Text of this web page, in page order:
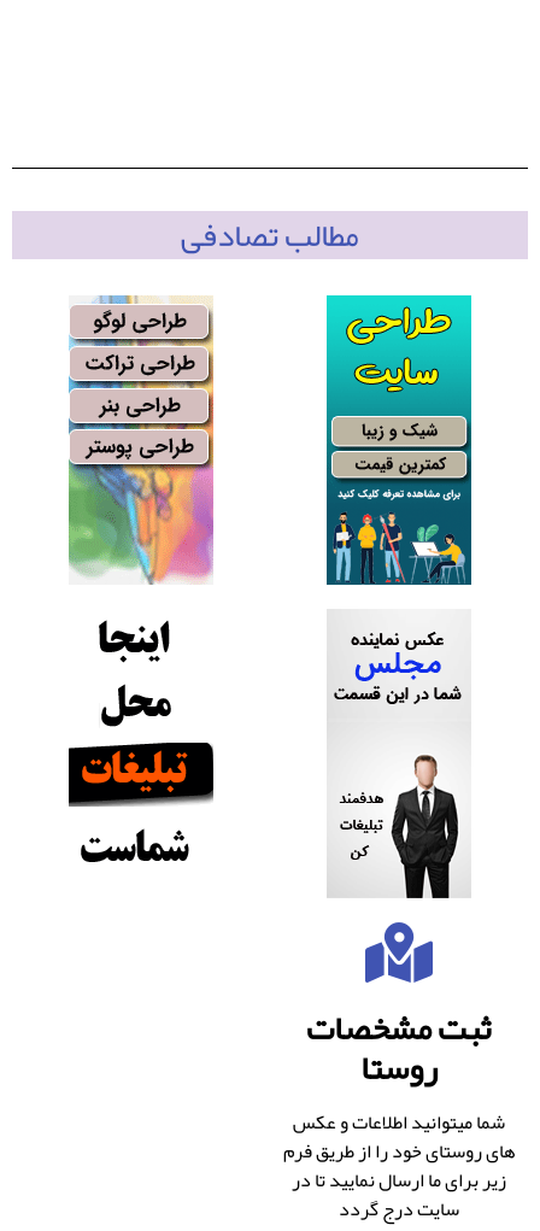
مطالب تصادفی
ثبت مشخصات
روستا
شما میتوانید اطلاعات و عکس
های روستای خود را از طریق فرم
زیر برای ما ارسال نمایید تا در
سایت درج گردد